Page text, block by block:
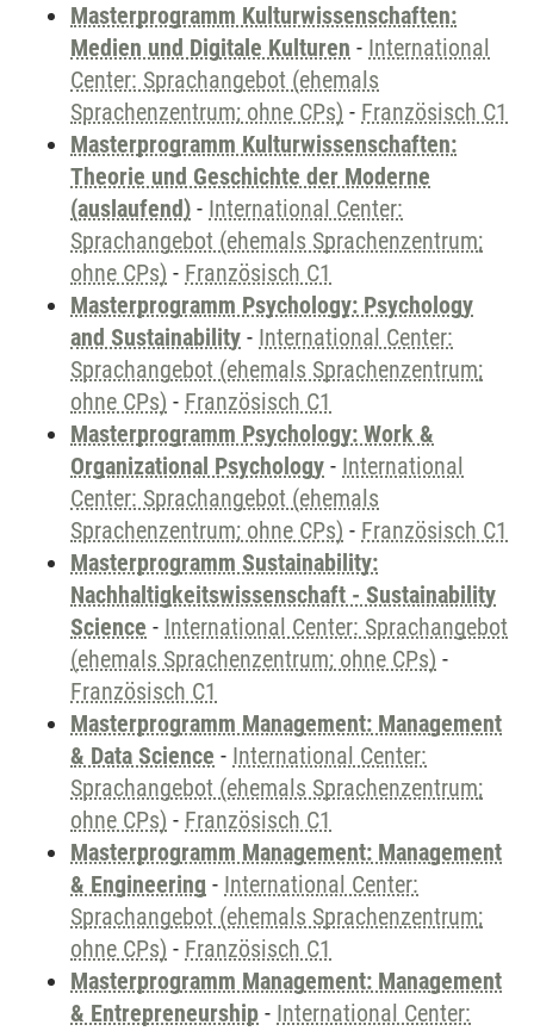
Masterprogramm Kulturwissenschaften:
Medien und Digitale Kulturen - International
Center: Sprachangebot (ehemals
Sprachenzentrum; ohne CPs) - Französisch C1
Masterprogramm Kulturwissenschaften:
Theorie und Geschichte der Moderne
(auslaufend) - International Center:
Sprachangebot (ehemals Sprachenzentrum;
ohne CPs) - Französisch C1
Masterprogramm Psychology: Psychology
and Sustainability - International Center:
Sprachangebot (ehemals Sprachenzentrum;
ohne CPs) - Französisch C1
Masterprogramm Psychology: Work &
Organizational Psychology - International
Center: Sprachangebot (ehemals
Sprachenzentrum; ohne CPs) - Französisch C1
Masterprogramm Sustainability:
Nachhaltigkeitswissenschaft - Sustainability
Science - International Center: Sprachangebot
(ehemals Sprachenzentrum; ohne CPs) -
Französisch C1
Masterprogramm Management: Management
& Data Science - International Center:
Sprachangebot (ehemals Sprachenzentrum;
ohne CPs) - Französisch C1
Masterprogramm Management: Management
& Engineering - International Center:
Sprachangebot (ehemals Sprachenzentrum;
ohne CPs) - Französisch C1
Masterprogramm Management: Management
& Entrepreneurship - International Center: